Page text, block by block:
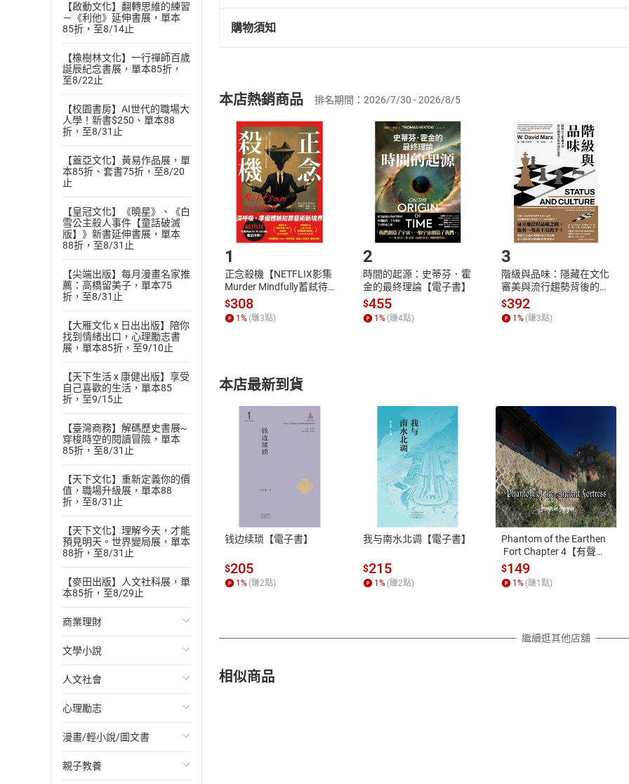
【啟動文化】翻轉思維的練習
－《利他》延伸書展，單本
85折，至8/14止
【橡樹林文化】一行禪師百歲
誕辰紀念書展，單本85折，
至8/22止
【校園書房】AI世代的職場大
人學！新書$250、單本88
折，至8/31止
【蓋亞文化】黃易作品展，單
本85折、套書75折，至8/20
止
【皇冠文化】《曉星》、《白
雪公主殺人事件【童話破滅
版】》新書延伸書展，單本
88折，至8/31止
【尖端出版】每月漫畫名家推
薦：高橋留美子，單本75
折，至8/31止
【大雁文化 x 日出出版】陪你
找到情緒出口，心理勵志書
展，單本85折，至9/10止
【天下生活 x 康健出版】享受
自己喜歡的生活，單本85
折，至9/15止
【臺灣商務】解碼歷史書展~
穿梭時空的閱讀冒險，單本
85折，至8/31止
【天下文化】重新定義你的價
值，職場升級展，單本88
折，至8/31止
【天下文化】理解今天，才能
預見明天。世界變局展，單本
88折，至8/31止
【麥田出版】人文社科展，單
本85折，至8/29止
商業理財
投資理財
經濟/趨勢
財務/金融
管理/領導
職場工作術
文學小說
歐美文學
日本文學
韓國文學
華文文學
人文社會
國際關係
政治
社會科學
心理勵志
心靈成長/情緒
人際關係
漫畫/輕小說/圖文書
輕小說
親子教養
退換貨規定：
(一)依消費者保護法第19條第1項後段暨通訊交易解除權合理例外情事適用
(二)消費者訂購本店鋪之商品即代表知悉本店鋪所銷售之商品為電子書，
且已下載/存取電子書，不得請求退貨退款。
退貨方式：您欲取消訂單或辦理退貨時，請登入樂天市場，並於「我的訂單
貨」，本店鋪將依您的申請進行審核，待審核通過後將為您辦理退款事宜。
請注意，樂天市場須以整筆訂單為單位進行取消/退貨，恕無法以單支商品取
購物須知
挑選商品
Choose
放入購物車
Shopping cart
登入帳號
Login
購書後，如何開始使用？
Step1.選擇閱讀載具 Step2.登入
付款方式
ATM轉帳、信用卡、LINE PAY、AFTEE
退換貨規範
本店是否提供消費者保護法七日猶
之權利，遽消費者保護法及通訊交
除權合理例外情事適用準則，依商
質各有不同規定。詳細退換貨說明
照各商品說明。
本店熱銷商品 排名期間：2026/7/30 - 2026/8/5
1
正念殺機【NETFLIX影集
Murder Mindfully蓄弒待
發】【電子書】
$308
1% (賺3點)
2
時間的起源：史蒂芬．霍
金的最終理論【電子書】
$455
1% (賺4點)
3
階級與品味：隱藏在文化
審美與流行趨勢背後的地
位渴望【電子書】
$392
1% (賺3點)
本店最新到貨
钱边续琐【電子書】
$205
1% (賺2點)
我与南水北调【電子書】
$215
1% (賺2點)
Phantom of the Earthen
Fort Chapter 4【有聲
書】
$149
1% (賺1點)
繼續逛其他店舖
相似商品